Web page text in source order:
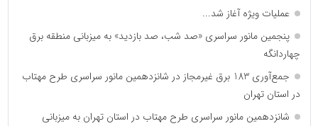
عملیات ویژه آغاز شد...
پنجمین مانور سراسری «صد شب، صد بازدید» به میزبانی منطقه برق
چهاردانگه
جمع‌آوری 183 برق غیرمجاز در شانزدهمین مانور سراسری طرح مهتاب
در استان تهران
شانزدهمین مانور سراسری طرح مهتاب در استان تهران به میزبانی